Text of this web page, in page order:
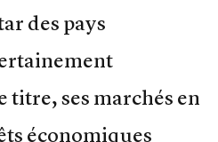
des pays
titre, ses marchés en
économiques